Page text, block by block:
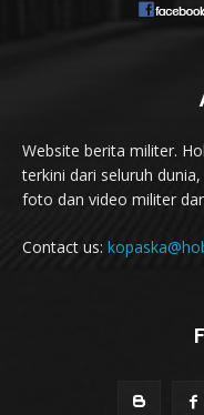
Website berita militer.
terkini dari seluruh
foto dan video militer
Contact us: